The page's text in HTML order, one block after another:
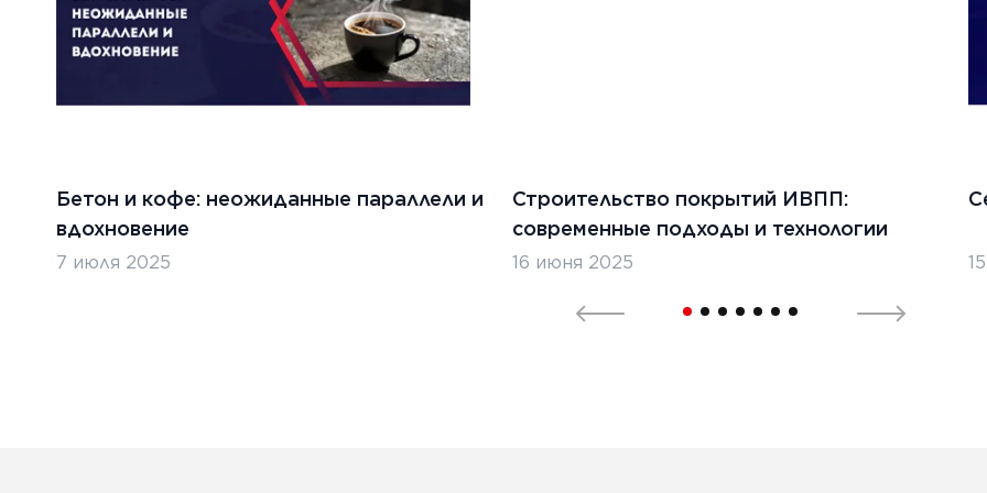
Бетон и кофе: неожиданные параллели и
вдохновение
7 июля 2025
Строительство покрытий ИВПП:
современные подходы и технологии
16 июня 2025